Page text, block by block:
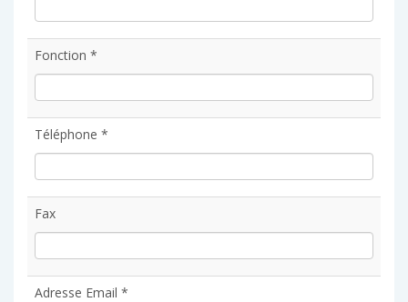
Fonction *
Téléphone *
Fax
Adresse Email *